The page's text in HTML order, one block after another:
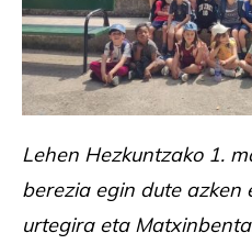
Lehen Hezkuntzako 1.
berezia egin dute azken
urtegira eta